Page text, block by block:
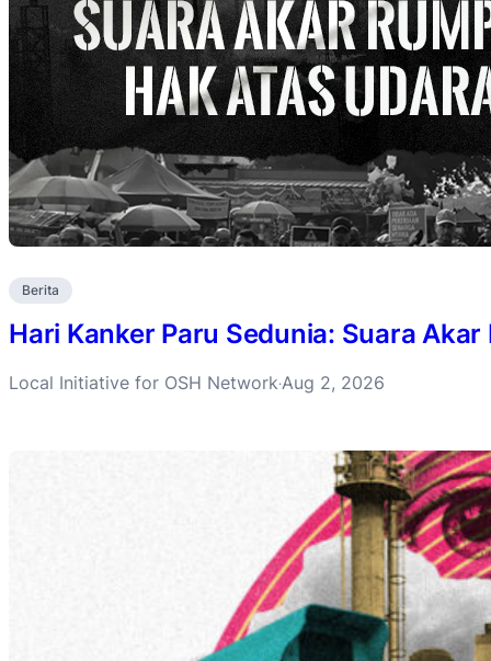
Berita
Hari Kanker Paru Sedunia: Suara
Local Initiative for OSH Network·Aug 2, 2026